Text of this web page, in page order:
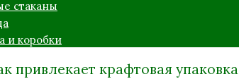
стаканы
и коробки
привлекает крафтовая упаковка